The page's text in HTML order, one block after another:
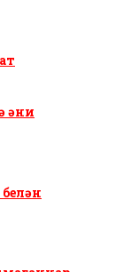
әни